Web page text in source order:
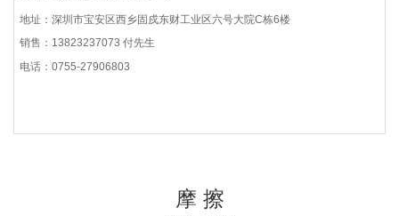
地址：深圳市宝安区西乡固戍东财工业区六号大院C栋6楼
销售：13823237073 付先生
电话：0755-27906803
摩 擦